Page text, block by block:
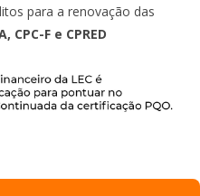
para a renovação das
CPC-F e CPRED